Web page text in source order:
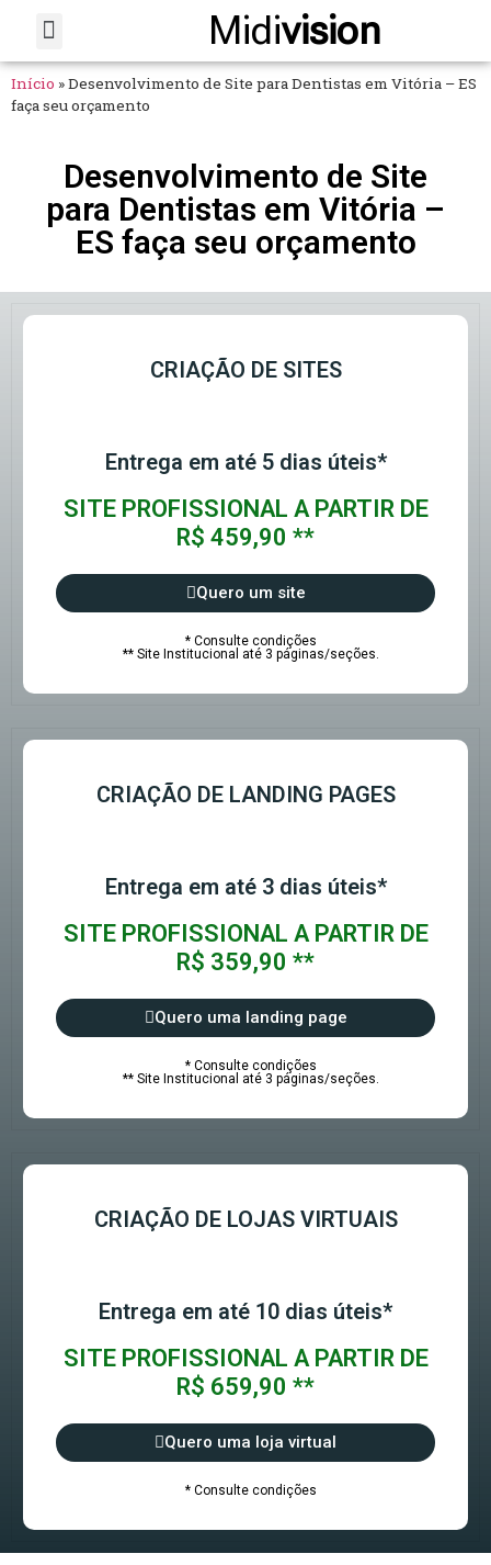
Midivision
Início »Desenvolvimento de Site para Dentistas em Vitória – ES
faça seu orçamento
Desenvolvimento de Site
para Dentistas em Vitória –
ES faça seu orçamento
CRIAÇÃO DE SITES
Entrega em até 5 dias úteis*
SITE PROFISSIONAL A PARTIR DE
R$ 459,90 **
Quero um site
* Consulte condições
** Site Institucional até 3 páginas/seções.
CRIAÇÃO DE LANDING PAGES
Entrega em até 3 dias úteis*
SITE PROFISSIONAL A PARTIR DE
R$ 359,90 **
Quero uma landing page
* Consulte condições
** Site Institucional até 3 páginas/seções.
CRIAÇÃO DE LOJAS VIRTUAIS
Entrega em até 10 dias úteis*
SITE PROFISSIONAL A PARTIR DE
R$ 659,90 **
Quero uma loja virtual
* Consulte condições